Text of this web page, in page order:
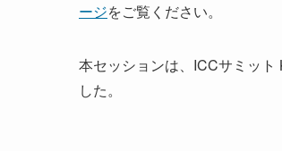
ージをご覧ください。
本セッションは、ICCサミッ
した。